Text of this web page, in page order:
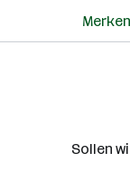
Merken
Sollen